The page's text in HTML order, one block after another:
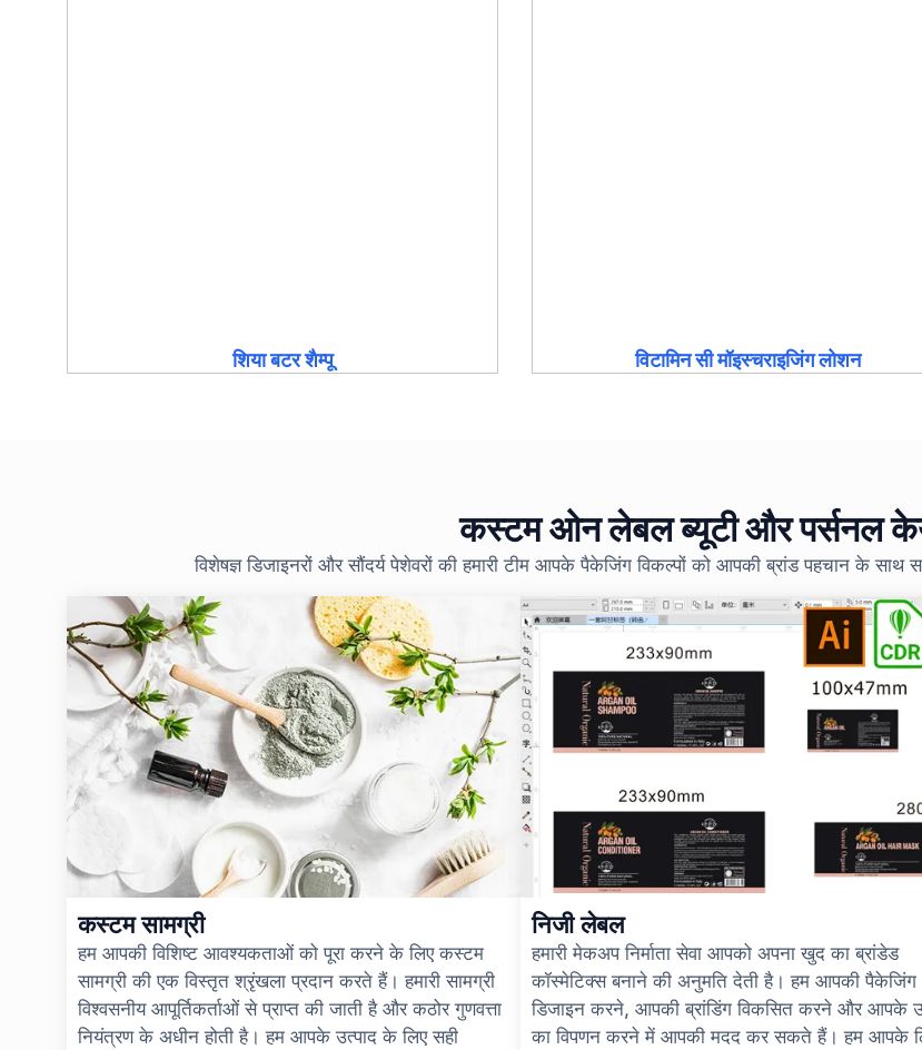
शिया बटर शैम्पू विटामिन सी मॉइस्चराइजिंग लोशन
कस्टम ओन लेबल ब्यूटी और पर्सनल
विशेषज्ञ डिजाइनरों और सौंदर्य पेशेवरों की हमारी टीम आपके पैकेजिंग विकल्पों को आपकी ब्रांड पहचान के
कस्टम सामग्री
हम आपकी विशिष्ट आवश्यकताओं को पूरा करने के लिए कस्टम
सामग्री की एक विस्तृत श्रृंखला प्रदान करते हैं। हमारी सामग्री
विश्वसनीय आपूर्तिकर्ताओं से प्राप्त की जाती है और कठोर गुणवत्ता
नियंत्रण के अधीन होती है। हम आपके उत्पाद के लिए सही
निजी लेबल
हमारी मेकअप निर्माता सेवा आपको अपना खुद का ब्रांडेड
कॉस्मेटिक्स बनाने की अनुमति देती है। हम आपकी पैकेजिंग
डिजाइन करने, आपकी ब्रांडिंग विकसित करने और आपके
का विपणन करने में आपकी मदद कर सकते हैं। हम आपके